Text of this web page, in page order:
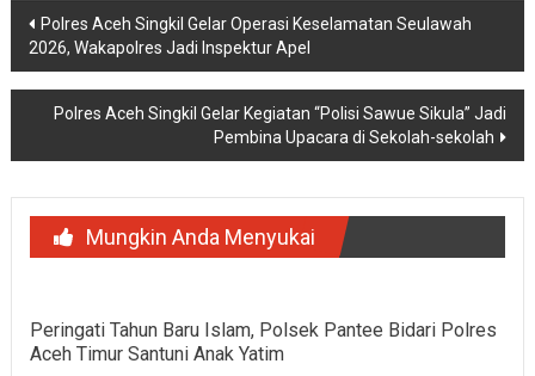
Navigasi
pos
Polres Aceh Singkil Gelar Operasi Keselamatan Seulawah
2026, Wakapolres Jadi Inspektur Apel
Polres Aceh Singkil Gelar Kegiatan “Polisi Sawue Sikula” Jadi
Pembina Upacara di Sekolah-sekolah
Mungkin Anda Menyukai
Peringati Tahun Baru Islam, Polsek Pantee Bidari Polres
Aceh Timur Santuni Anak Yatim